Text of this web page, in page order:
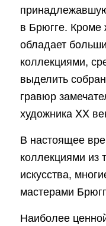
в Брюгге. Кроме
обладает
коллекциями,
выделить
гравюр
художника XX
В настоящее
коллекциями из
искусства,
мастерами
Наиболее